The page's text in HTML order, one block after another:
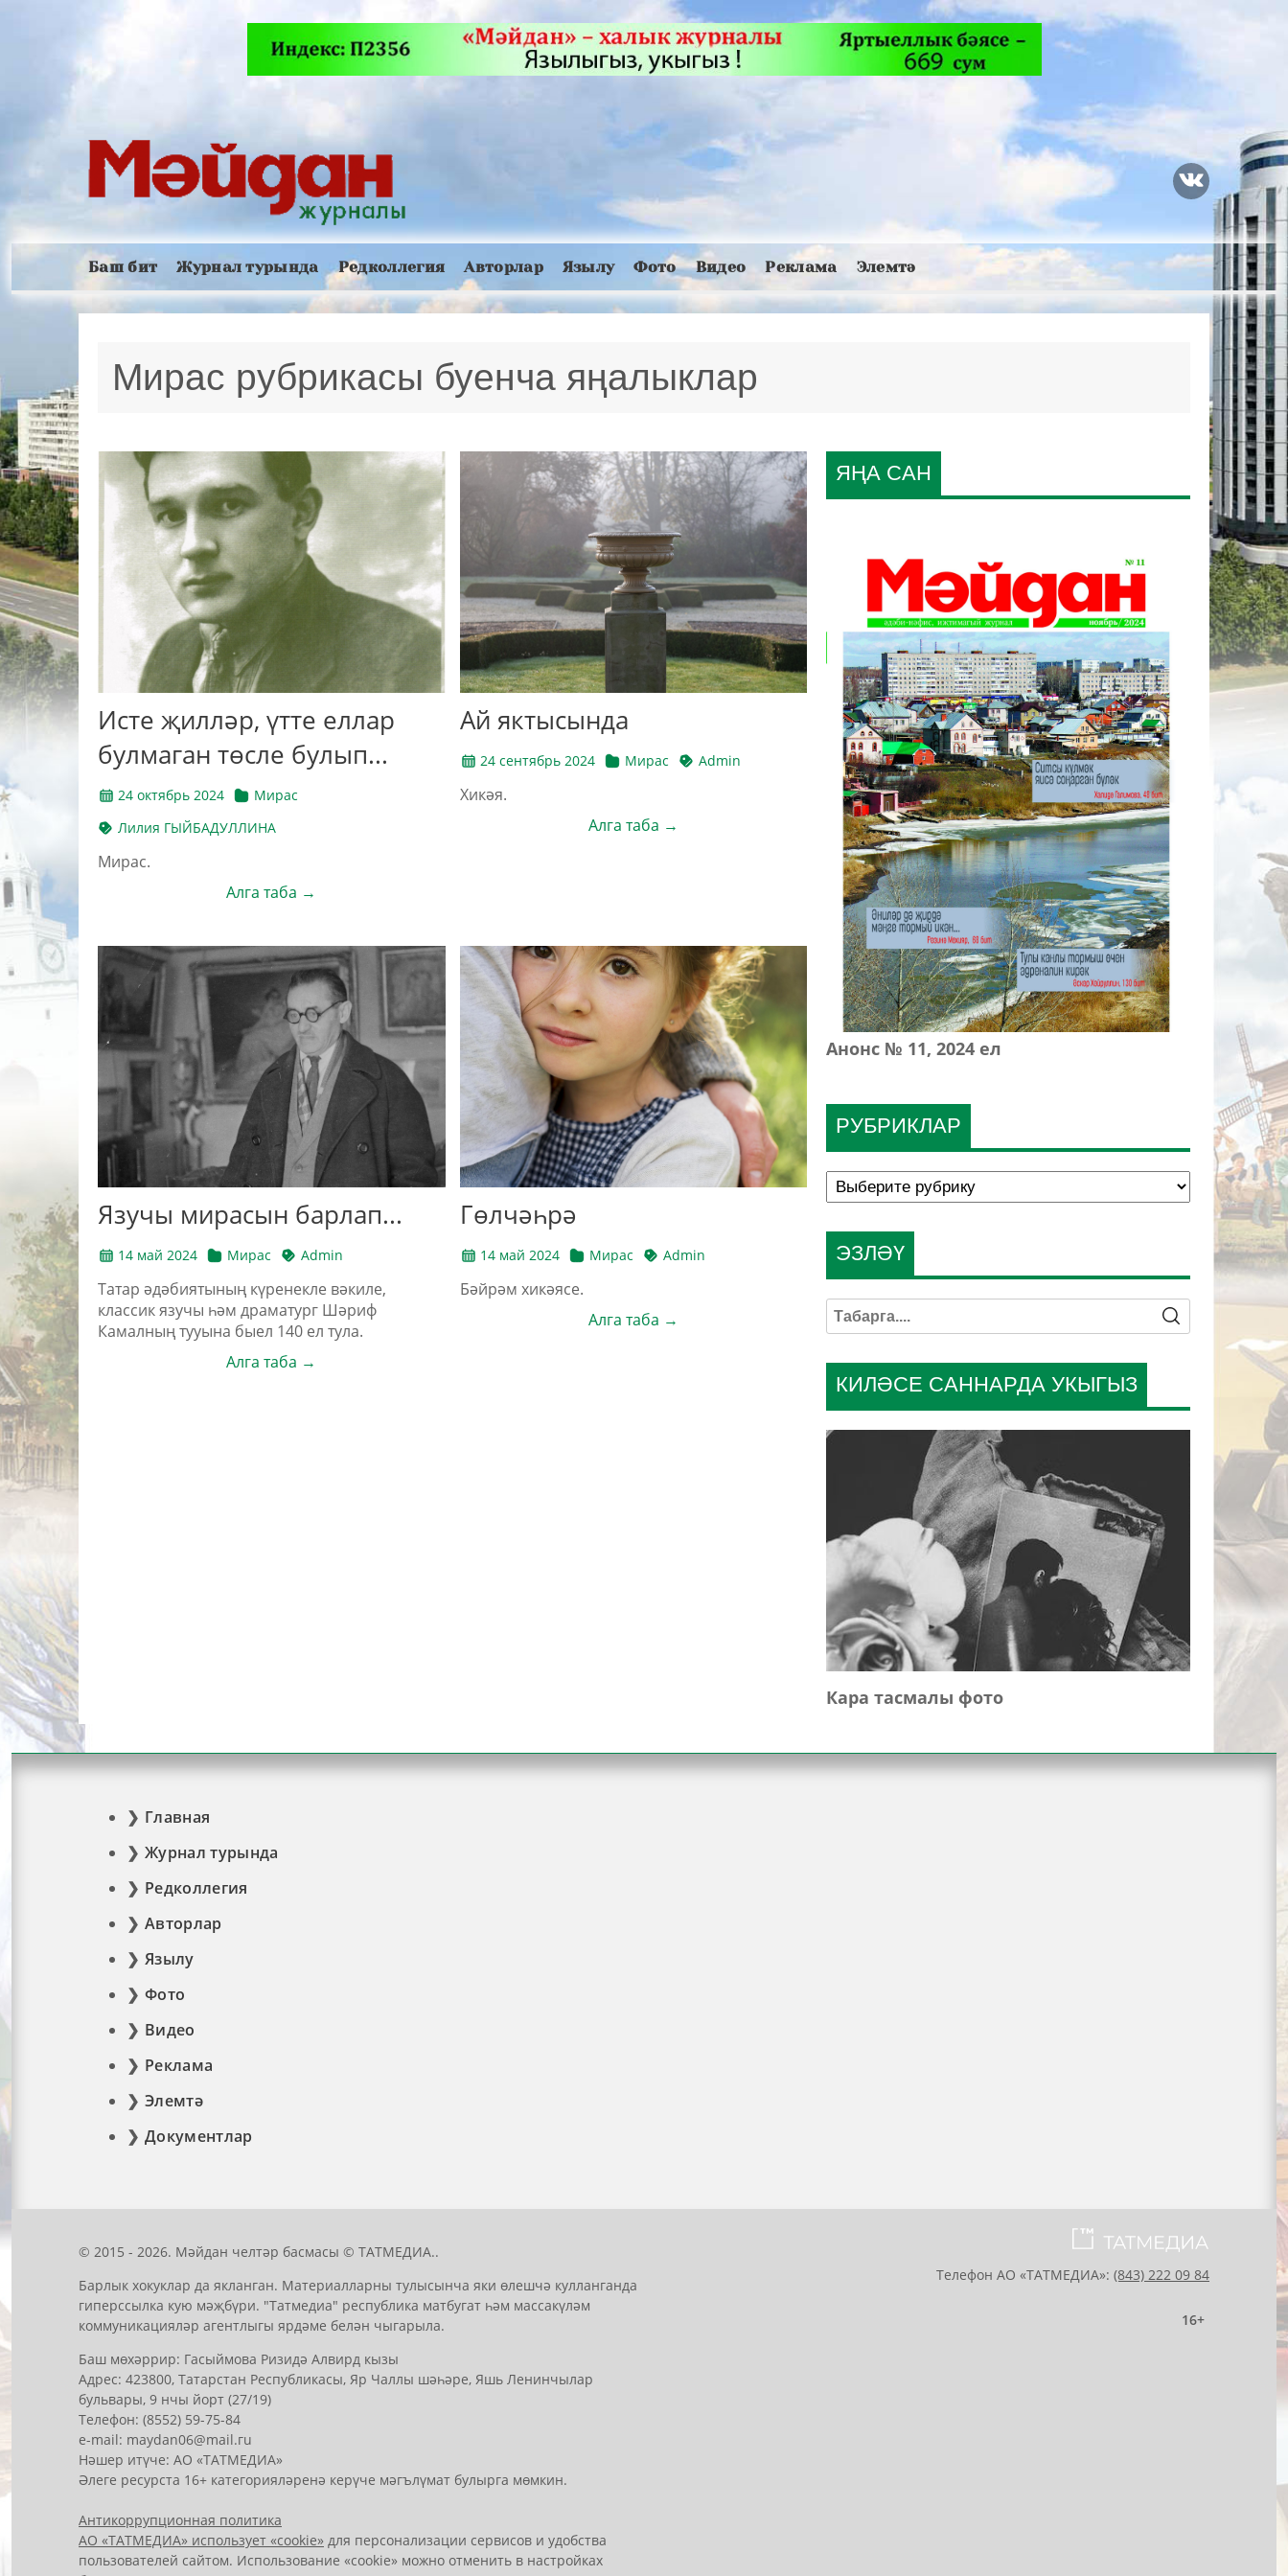
Баш бит Журнал турында Редколлегия Авторлар Язылу Фото Видео Реклама Элемтә
Мирас рубрикасы буенча яңалыклар
Исте җилләр, үтте еллар
булмаган төсле булып...
24 октябрь 2024
Мирас
Лилия ГЫЙБАДУЛЛИНА
Мирас.
Алга таба →
Ай яктысында
24 сентябрь 2024 Мирас Admin
Хикәя.
Алга таба →
Язучы мирасын барлап...
14 май 2024 Мирас Admin
Татар әдәбиятының күренекле вәкиле,
классик язучы һәм драматург Шәриф
Камалның тууына быел 140 ел тула.
Алга таба →
Гөлчәһрә
14 май 2024 Мирас Admin
Бәйрәм хикәясе.
Алга таба →
РУБРИКЛАР
ЯҢА САН
Анонс № 11, 2024 ел
КИЛӘСЕ САННАРДА УКЫГЫЗ
Кара тасмалы фото
ЭЗЛӘҮ
Главная
Журнал турында
Редколлегия
Авторлар
Язылу
Фото
Видео
Реклама
Элемтә
Документлар
© 2015 - 2026. Мәйдан челтәр басмасы © ТАТМЕДИА..
Барлык хокуклар да якланган. Материалларны тулысынча яки өлешчә кулланганда
гиперссылка кую мәҗбүри. "Татмедиа" республика матбугат һәм массакүләм
коммуникацияләр агентлыгы ярдәме белән чыгарыла.
Баш мөхәррир: Гасыймова Ризидә Алвирд кызы
Адрес: 423800, Татарстан Республикасы, Яр Чаллы шәһәре, Яшь Ленинчылар
бульвары, 9 нчы йорт (27/19)
Телефон: (8552) 59-75-84
е-mail: mауdаn06@mail.гu
Нәшер итүче: АО «ТАТМЕДИА»
Әлеге ресурста 16+ категорияләренә керүче мәгълүмат булырга мөмкин.
Антикоррупционная политика
АО «ТАТМЕДИА» использует «cookie» для персонализации сервисов и удобства
пользователей сайтом. Использование «cookie» можно отменить в настройках
Телефон АО «ТАТМЕДИА»: (843) 222 09 84
16+